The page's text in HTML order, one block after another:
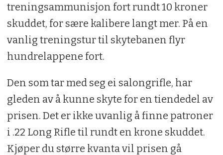
treningsammunisjon fort rundt 10 kroner
skuddet, for sære kalibere langt mer. På en
vanlig treningstur til skytebanen flyr
hundrelappene fort.
Den som tar med seg ei salongrifle, har
gleden av å kunne skyte for en tiendedel av
prisen. Det er ikke uvanlig å finne patroner
i .22 Long Rifle til rundt en krone skuddet.
Kjøper du større kvanta vil prisen gå